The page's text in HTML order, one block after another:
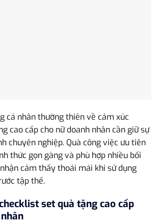
cá nhân thường thiên về cảm xúc
cao cấp cho nữ doanh nhân cần giữ sự
chuyên nghiệp. Quà công việc ưu tiên
thức gọn gàng và phù hợp nhiều bối
cảm thấy thoải mái khi sử dụng
tập thể.
set quà tặng cao cấp